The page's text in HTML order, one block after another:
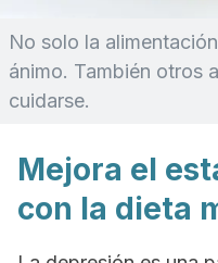
No solo la
ánimo. También otros
cuidarse.
Mejora el
con la dieta